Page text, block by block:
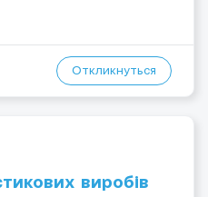
Откликнуться
виробів